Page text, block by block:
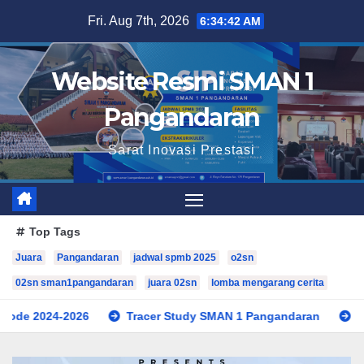
content
Fri. Aug 7th, 2026 6:34:44 AM
Website Resmi SMAN 1
Pangandaran
Sarat Inovasi Prestasi
Top Tags
Juara Pangandaran jadwal spmb 2025 o2sn
02sn sman1pangandaran juara 02sn lomba mengarang cerita
Tracer Study SMAN 1 Pangandaran Selamat Atas